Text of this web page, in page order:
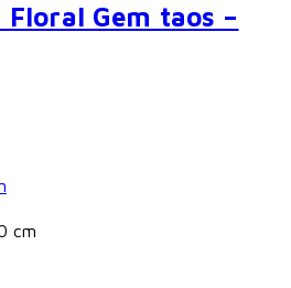
Floral Gem taos –
cm